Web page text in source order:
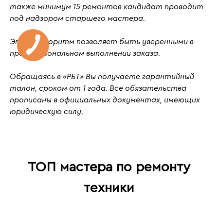
также минимум 15 ремонтов кандидат проводит
под надзором старшего мастера.
Этот алгоритм позволяет быть уверенными в
профессиональном выполнении заказа.
Обращаясь в «РБТ» Вы получаете гарантийный
талон, сроком от 1 года. Все обязательства
прописаны в официальных документах, имеющих
юридическую силу.
ТОП мастера по ремонту
техники